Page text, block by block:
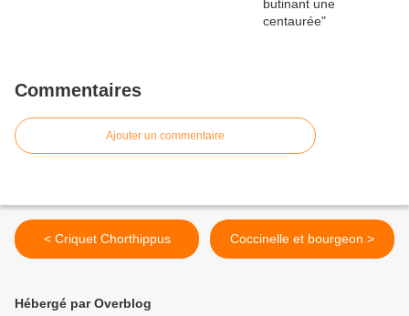
Commentaires
Ajouter un commentaire
< Criquet Chorthippus Coccinelle et bourgeon >
Hébergé par Overblog